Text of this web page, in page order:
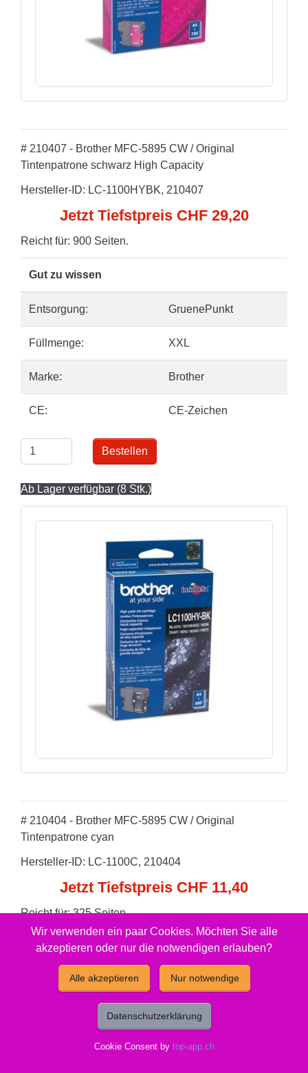
# 210407 - Brother MFC-5895 CW / Original
Tintenpatrone schwarz High Capacity
Hersteller-ID: LC-1100HYBK, 210407
Jetzt Tiefstpreis CHF 29,20
Reicht für: 900 Seiten.
Gut zu wissen
Entsorgung: GruenePunkt
Füllmenge: XXL
Marke: Brother
CE: CE-Zeichen
Bestellen
Ab Lager verfügbar (8 Stk.)
# 210404 - Brother MFC-5895 CW / Original
Tintenpatrone cyan
Hersteller-ID: LC-1100C, 210404
Jetzt Tiefstpreis CHF 11,40
Reicht für: 325 Seiten.
Gut zu wissen
Entsorgung: GruenePunkt
XL
Brother
Wir verwenden ein paar Cookies. Möchten Sie alle
akzeptieren oder nur die notwendigen erlauben?
Alle akzeptieren Nur notwendige
Datenschutzerklärung
Cookie Consent by top-app.ch